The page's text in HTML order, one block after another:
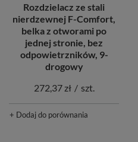
Rozdzielacz ze stali
nierdzewnej F-Comfort,
belka z otworami po
jednej stronie, bez
odpowietrzników, 9-
drogowy
272,37 zł / szt.
+ Dodaj do porównania